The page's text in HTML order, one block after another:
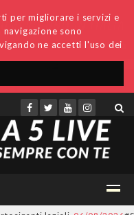
per migliorare i servizi e
sono
ne accetti l'uso dei
Redazione